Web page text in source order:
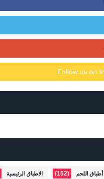
أطباق اللحم (152) الاطباق الرئيسية